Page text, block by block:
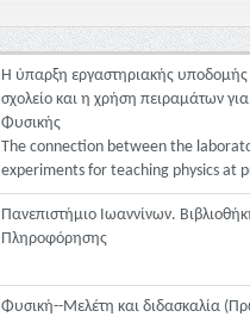
Η ύπαρξη εργαστηριακής υποδομής
σχολείο και η χρήση πειραμάτων
Φυσικής
The connection between the
experiments for teaching physics at
Πανεπιστήμιο Ιωαννίνων.
Πληροφόρησης
Φυσική--Μελέτη και διδασκαλία